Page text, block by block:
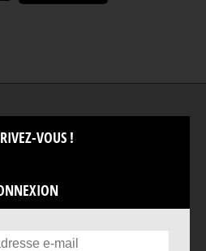
VOUS !